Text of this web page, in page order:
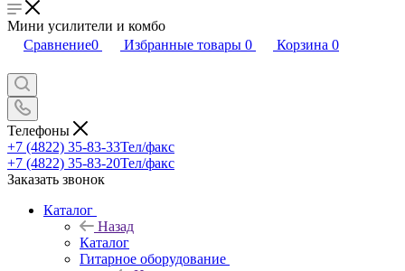
Мини усилители и комбо
Сравнение0 Избранные товары 0 Корзина 0
Телефоны
+7 (4822) 35-83-33Тел/факс
+7 (4822) 35-83-20Тел/факс
Заказать звонок
Каталог
Назад
Каталог
Гитарное оборудование